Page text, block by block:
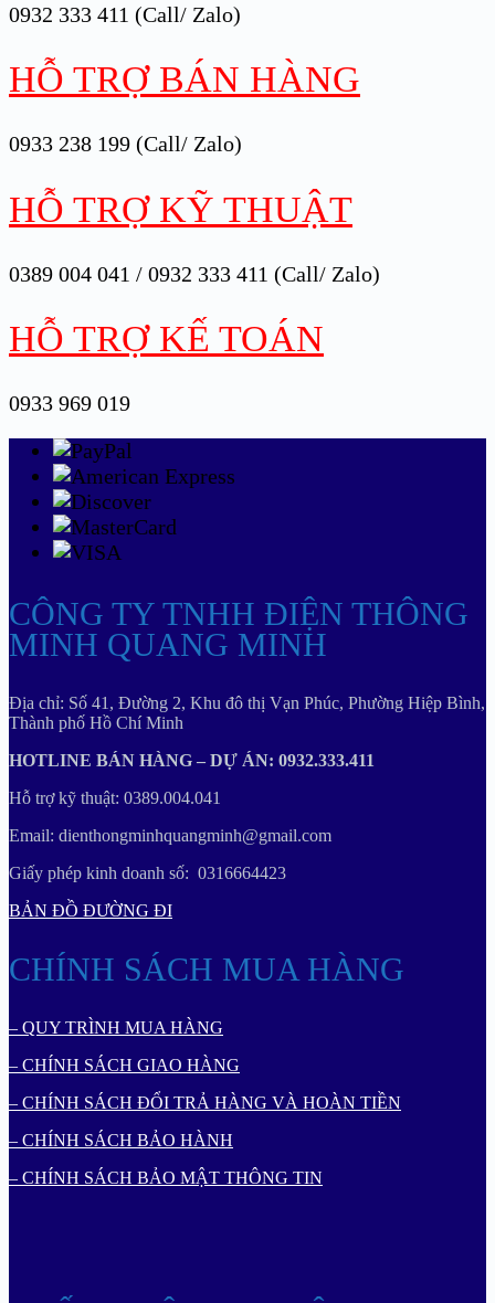
0932 333 411 (Call/ Zalo)
HỖ TRỢ BÁN HÀNG
0933 238 199 (Call/ Zalo)
HỖ TRỢ KỸ THUẬT
0389 004 041 / 0932 333 411 (Call/ Zalo)
HỖ TRỢ KẾ TOÁN
0933 969 019
CÔNG TY TNHH ĐIỆN THÔNG
MINH QUANG MINH
Địa chỉ: Số 41, Đường 2, Khu đô thị Vạn Phúc, Phường Hiệp Bình,
Thành phố Hồ Chí Minh
HOTLINE BÁN HÀNG – DỰ ÁN: 0932.333.411
Hỗ trợ kỹ thuật: 0389.004.041
Email: dienthongminhquangminh@gmail.com
Giấy phép kinh doanh số: 0316664423
BẢN ĐỒ ĐƯỜNG ĐI
CHÍNH SÁCH MUA HÀNG
– QUY TRÌNH MUA HÀNG
– CHÍNH SÁCH GIAO HÀNG
– CHÍNH SÁCH ĐỔI TRẢ HÀNG VÀ HOÀN TIỀN
– CHÍNH SÁCH BẢO HÀNH
– CHÍNH SÁCH BẢO MẬT THÔNG TIN